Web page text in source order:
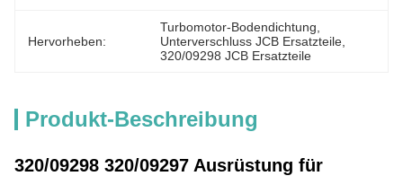
Hervorheben:
Turbomotor-Bodendichtung
Unterverschluss JCB Ersatzteile
320/09298 JCB Ersatzteile
Produkt-Beschreibung
320/09298 320/09297 Ausrüstung für